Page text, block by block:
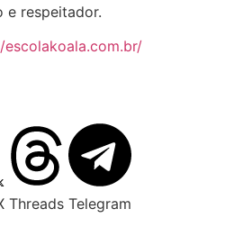
e respeitador.
Threads Telegram